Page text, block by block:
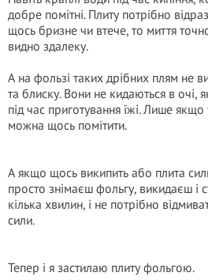
добре помітні. Плиту потрібно
щось бризне чи втече, то миття
видно здалеку.
А на фользі таких дрібних плям не
та блиску. Вони не кидаються в очі,
під час приготування їжі. Лише
можна щось помітити.
А якщо щось википить або плита
просто знімаєш фольгу, викидаєш і
кілька хвилин, і не потрібно
сили.
Тепер і я застилаю плиту фольгою.